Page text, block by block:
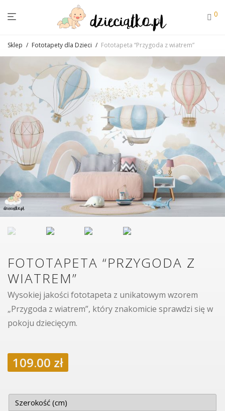
0
Sklep / Fototapety dla Dzieci / Fototapeta “Przygoda z wiatrem”
FOTOTAPETA “PRZYGODA Z
WIATREM”
Wysokiej jakości fototapeta z unikatowym wzorem
„Przygoda z wiatrem”, który znakomicie sprawdzi się w
pokoju dziecięcym.
109.00 zł
Szerokość (cm)